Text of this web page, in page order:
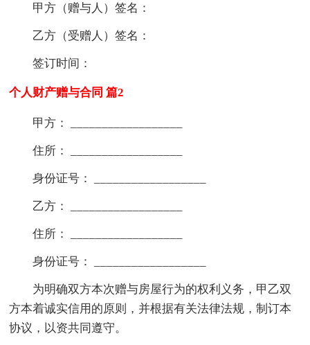
甲方（赠与人）签名：
乙方（受赠人）签名：
签订时间：
个人财产赠与合同 篇2
甲方： __________________
住所： __________________
身份证号： __________________
乙方： __________________
住所： __________________
身份证号： __________________
为明确双方本次赠与房屋行为的权利义务，甲乙双
方本着诚实信用的原则，并根据有关法律法规，制订本
协议，以资共同遵守。